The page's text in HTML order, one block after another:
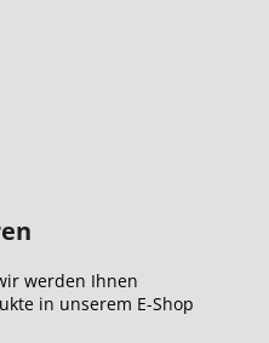
werden Ihnen
in unserem E-Shop